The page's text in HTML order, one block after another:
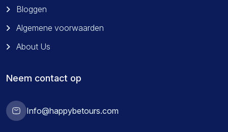
Bloggen
Algemene voorwaarden
About Us
Neem contact op
Info@happybetours.com